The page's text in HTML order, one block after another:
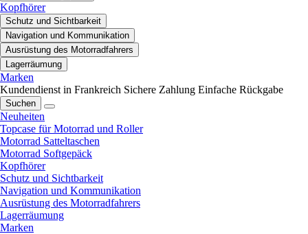
Kopfhörer
Schutz und Sichtbarkeit
Navigation und Kommunikation
Ausrüstung des Motorradfahrers
Lagerräumung
Marken
Kundendienst in Frankreich Sichere Zahlung Einfache Rückgabe
Suchen
Neuheiten
Topcase für Motorrad und Roller
Motorrad Satteltaschen
Motorrad Softgepäck
Kopfhörer
Schutz und Sichtbarkeit
Navigation und Kommunikation
Ausrüstung des Motorradfahrers
Lagerräumung
Marken